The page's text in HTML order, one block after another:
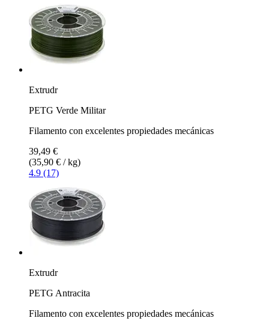
Extrudr
PETG Verde Militar
Filamento con excelentes propiedades mecánicas
39,49 €
(35,90 € / kg)
4.9 (17)
Extrudr
PETG Antracita
Filamento con excelentes propiedades mecánicas